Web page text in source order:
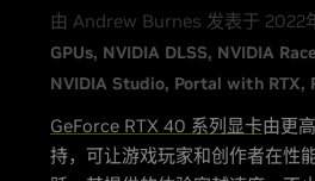
由 Andrew Burnes 发表于 2022
GPUs NVIDIA DLSS NVIDIA
NVIDIA Studio Portal with RTX
GeForce RTX 40 系列显卡由更
持，可让游戏玩家和创作者在性